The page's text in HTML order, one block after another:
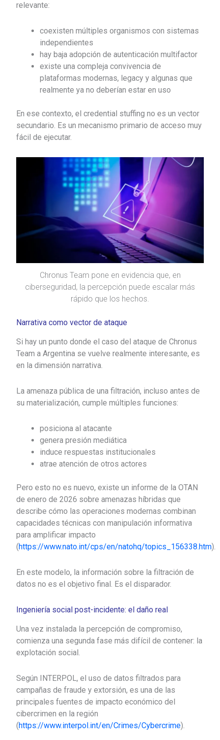
relevante:
coexisten múltiples organismos con sistemas
independientes
hay baja adopción de autenticación multifactor
existe una compleja convivencia de
plataformas modernas, legacy y algunas que
realmente ya no deberían estar en uso
En ese contexto, el credential stuffing no es un vector
secundario. Es un mecanismo primario de acceso muy
fácil de ejecutar.
Chronus Team pone en evidencia que, en
ciberseguridad, la percepción puede escalar más
rápido que los hechos.
Narrativa como vector de ataque
Si hay un punto donde el caso del ataque de Chronus
Team a Argentina se vuelve realmente interesante, es
en la dimensión narrativa.
La amenaza pública de una filtración, incluso antes de
su materialización, cumple múltiples funciones:
posiciona al atacante
genera presión mediática
induce respuestas institucionales
atrae atención de otros actores
Pero esto no es nuevo, existe un informe de la OTAN
de enero de 2026 sobre amenazas híbridas que
describe cómo las operaciones modernas combinan
capacidades técnicas con manipulación informativa
para amplificar impacto
(https://www.nato.int/cps/en/natohq/topics_156338.htm).
En este modelo, la información sobre la filtración de
datos no es el objetivo final. Es el disparador.
Ingeniería social post-incidente: el daño real
Una vez instalada la percepción de compromiso,
comienza una segunda fase más difícil de contener: la
explotación social.
Según INTERPOL, el uso de datos filtrados para
campañas de fraude y extorsión, es una de las
principales fuentes de impacto económico del
cibercrimen en la región
(https://www.interpol.int/en/Crimes/Cybercrime).